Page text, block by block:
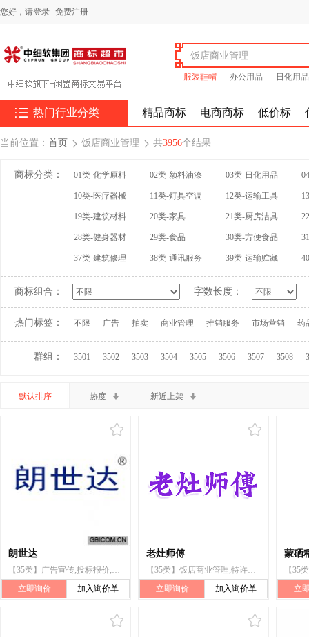
您好， 请登录 免费注册
服装鞋帽 办公用品 日化用品
 热门行业分类 精品商标 电商商标 低价标
当前位置： 首页  饭店商业管理  共3956个结果
商标分类： 01类-化学原料 02类-颜料油漆 03类-日化用品
10类-医疗器械 11类-灯具空调 12类-运输工具
19类-建筑材料 20类-家具 21类-厨房洁具
28类-健身器材 29类-食品 30类-方便食品
37类-建筑修理 38类-通讯服务 39类-运输贮藏
商标组合： 字数长度：
热门标签： 不限 广告 拍卖 商业管理 推销服务 市场营销 药
群组： 3501 3502 3503 3504 3505 3506 3507 3508
默认排序 热度 新近上架
朗世达
【35类】广告宣传;投标报价;饭店商业管理;审计
立即询价
加入询价单
老灶师傅
【35类】饭店商业管理;特许经营的商业管理
立即询价
加入询价单
蒙硒
立